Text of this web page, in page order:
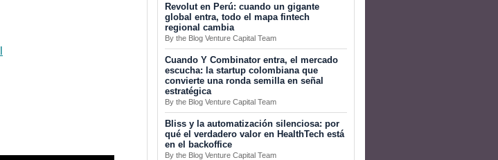
Revolut en Perú: cuando un gigante
global entra, todo el mapa fintech
regional cambia
By the Blog Venture Capital Team
Cuando Y Combinator entra, el mercado
escucha: la startup colombiana que
convierte una ronda semilla en señal
estratégica
By the Blog Venture Capital Team
Bliss y la automatización silenciosa: por
qué el verdadero valor en HealthTech está
en el backoffice
By the Blog Venture Capital Team